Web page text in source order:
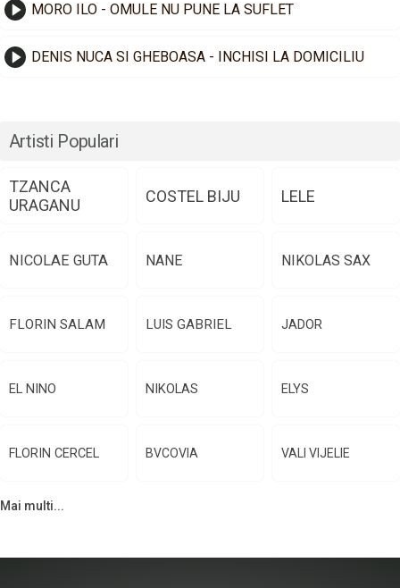
MORO ILO - OMULE NU PUNE LA SUFLET
DENIS NUCA SI GHEBOASA - INCHISI LA DOMICILIU
Artisti Populari
TZANCA
URAGANU
COSTEL BIJU LELE
NICOLAE GUTA NANE NIKOLAS SAX
FLORIN SALAM LUIS GABRIEL JADOR
EL NINO NIKOLAS ELYS
FLORIN CERCEL BVCOVIA VALI VIJELIE
Mai multi...